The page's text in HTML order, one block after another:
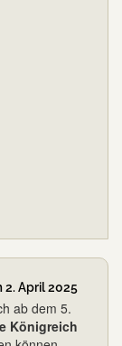
2. April 2025
ab dem 5.
Königreich